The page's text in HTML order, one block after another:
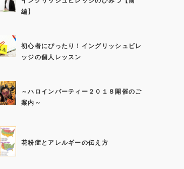
編】
初心者にぴったり！イングリッシュビレ
ッジの個人レッスン
～ハロインパーティー２０１８開催のご
案内～
花粉症とアレルギーの伝え方